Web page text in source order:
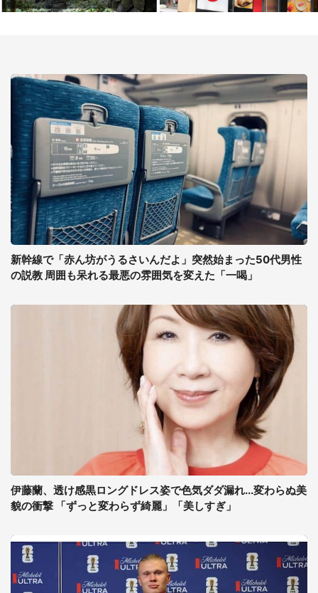
新幹線で「赤ん坊がうるさいんだよ」突然始まった50代男性
の説教 周囲も呆れる最悪の雰囲気を変えた「一喝」
伊藤蘭、透け感黒ロングドレス姿で色気ダダ漏れ...変わらぬ美
貌の衝撃 「ずっと変わらず綺麗」「美しすぎ」